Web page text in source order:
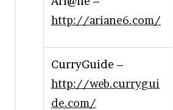
http://ariane6.com/
CurryGuide –
http://web.currygui
de.com/